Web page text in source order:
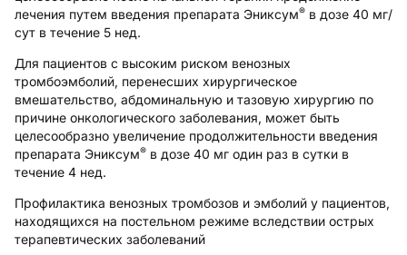
лечения путем введения препарата Эниксум® в дозе 40 мг/
сут в течение 5 нед.
Для пациентов с высоким риском венозных
тромбоэмболий, перенесших хирургическое
вмешательство, абдоминальную и тазовую хирургию по
причине онкологического заболевания, может быть
целесообразно увеличение продолжительности введения
препарата Эниксум® в дозе 40 мг один раз в сутки в
течение 4 нед.
Профилактика венозных тромбозов и эмболий у пациентов,
находящихся на постельном режиме вследствии острых
терапевтических заболеваний